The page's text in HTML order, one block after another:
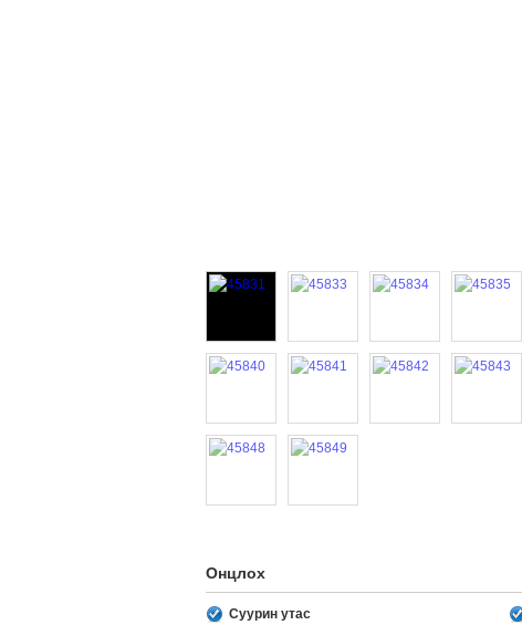
Онцлох
Суурин утас